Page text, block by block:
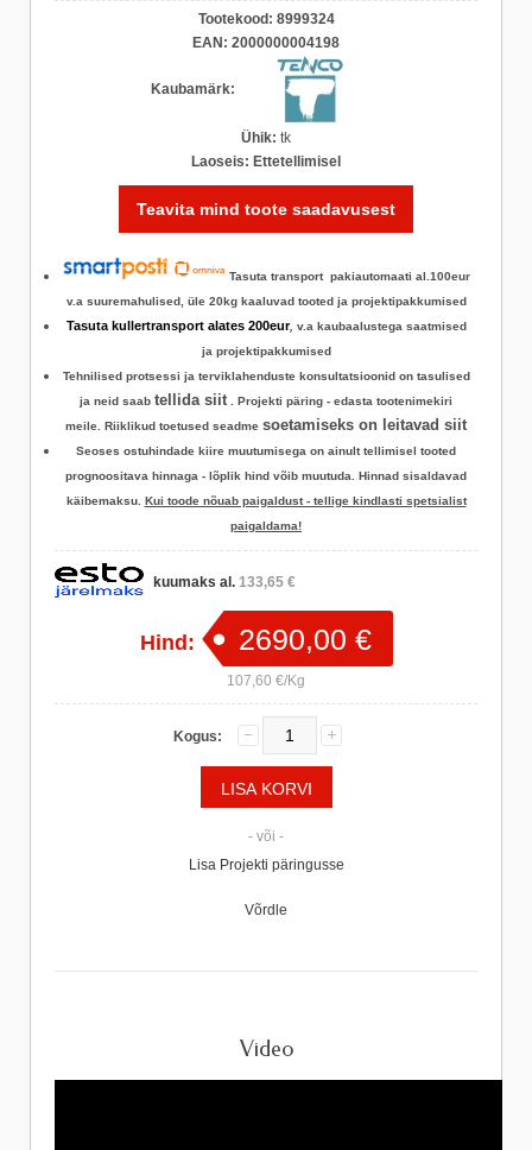
Tootekood: 8999324
EAN: 2000000004198
Kaubamärk:
Ühik: tk
Laoseis: Ettetellimisel
Teavita mind toote saadavusest
Tasuta transport pakiautomaati al.100eur
v.a suuremahulised, üle 20kg kaaluvad tooted ja projektipakkumised
Tasuta kullertransport alates 200eur, v.a kaubaalustega saatmised
ja projektipakkumised
Tehnilised protsessi ja terviklahenduste konsultatsioonid on tasulised
ja neid saab tellida siit
Projekti päring - edasta tootenimekiri
meile. Riiklikud toetused seadme soetamiseks on leitavad siit
Seoses ostuhindade kiire muutumisega on ainult tellimisel tooted
prognoositava hinnaga - lõplik hind võib muutuda. Hinnad sisaldavad
käibemaksu. Kui toode nõuab paigaldust - tellige kindlasti spetsialist
paigaldama!
kuumaks al. 133,65 €
Hind: 2690,00 €
107,60 €/Kg
Kogus:
- või -
Lisa Projekti päringusse
Võrdle
Video